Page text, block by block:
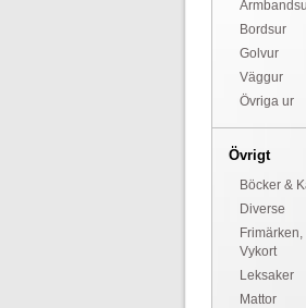
Bordsur
Golvur
Väggur
Övriga ur
Övrigt
Böcker &
Diverse
Frimärken,
Vykort
Leksaker
Mattor